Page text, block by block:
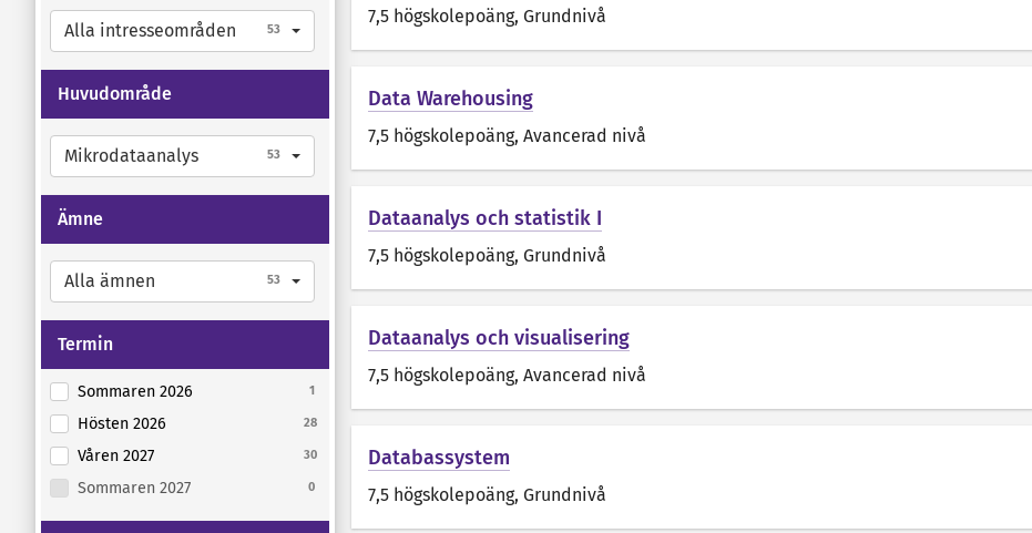
Alla intresseområden 53
Huvudområde
Mikrodataanalys 53
Ämne
Alla ämnen 53
Termin
Sommaren 2026 1
Hösten 2026 28
Våren 2027 30
Sommaren 2027 0
7,5 högskolepoäng, Grundnivå
Data Warehousing
7,5 högskolepoäng, Avancerad nivå
Dataanalys och statistik I
7,5 högskolepoäng, Grundnivå
Dataanalys och visualisering
7,5 högskolepoäng, Avancerad nivå
Databassystem
7,5 högskolepoäng, Grundnivå